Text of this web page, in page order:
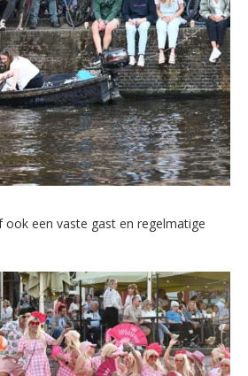
ook een vaste gast en regelmatige